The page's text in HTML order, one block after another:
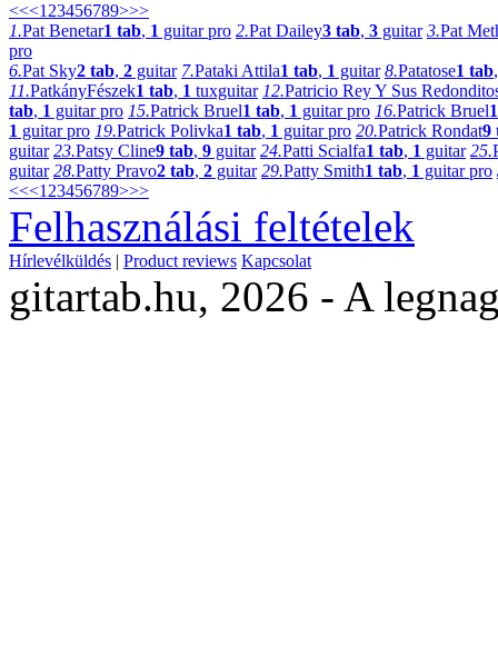
<<<1 23456789>>>
1.Pat Benetar1 tab, 1 guitar pro 2.Pat Dailey3 tab, 3 guitar 3.Pat
pro
6.Pat Sky2 tab, 2 guitar 7.Pataki Attila1 tab, 1 guitar 8.Patatose1 tab
11.PatkányFészek1 tab, 1 tuxguitar 12.Patricio Rey Y Sus
tab, 1 guitar pro 15.Patrick Bruel1 tab, 1 guitar pro 16.Patrick Bruel
1 guitar pro 19.Patrick Polivka1 tab, 1 guitar pro 20.Patrick Rondat9
guitar 23.Patsy Cline9 tab, 9 guitar 24.Patti Scialfa1 tab, 1 guitar 25.
guitar 28.Patty Pravo2 tab, 2 guitar 29.Patty Smith1 tab, 1 guitar pro
<<<1 23456789>>>
Felhasználási feltételek
Hírlevélküldés | Product reviews Kapcsolat
gitartab.hu, 2026 - A